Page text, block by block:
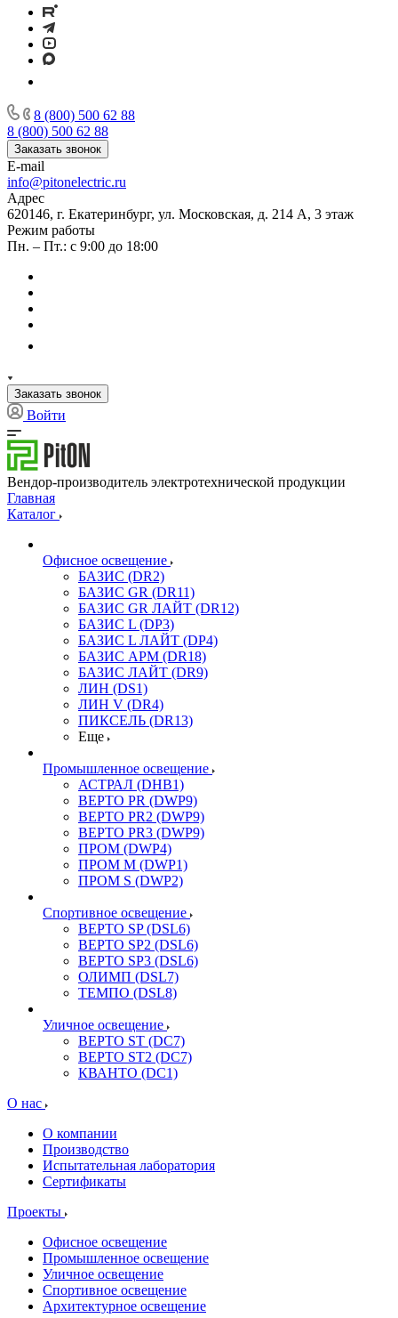
8 (800) 500 62 88
8 (800) 500 62 88
Заказать звонок
E-mail
info@pitonelectric.ru
Адрес
620146, г. Екатеринбург, ул. Московская, д. 214 А, 3 этаж
Режим работы
Пн. – Пт.: с 9:00 до 18:00
Заказать звонок
Войти
Вендор-производитель электротехнической продукции
Главная
Каталог
Офисное освещение
БАЗИС (DR2)
БАЗИС GR (DR11)
БАЗИС GR ЛАЙТ (DR12)
БАЗИС L (DP3)
БАЗИС L ЛАЙТ (DP4)
БАЗИС АРМ (DR18)
БАЗИС ЛАЙТ (DR9)
ЛИН (DS1)
ЛИН V (DR4)
ПИКСЕЛЬ (DR13)
Еще
Промышленное освещение
АСТРАЛ (DHB1)
ВЕРТО PR (DWP9)
ВЕРТО PR2 (DWP9)
ВЕРТО PR3 (DWP9)
ПРОМ (DWP4)
ПРОМ M (DWP1)
ПРОМ S (DWP2)
Спортивное освещение
ВЕРТО SP (DSL6)
ВЕРТО SP2 (DSL6)
ВЕРТО SP3 (DSL6)
ОЛИМП (DSL7)
ТЕМПО (DSL8)
Уличное освещение
ВЕРТО ST (DC7)
ВЕРТО ST2 (DC7)
КВАНТО (DC1)
О нас
О компании
Производство
Испытательная лаборатория
Сертификаты
Проекты
Офисное освещение
Промышленное освещение
Уличное освещение
Спортивное освещение
Архитектурное освещение